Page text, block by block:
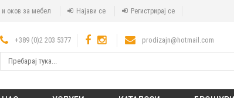
оков за мебел Најави се Регистрирај се
+389 (0)2 203 5377 prodizajn@hotmail.com